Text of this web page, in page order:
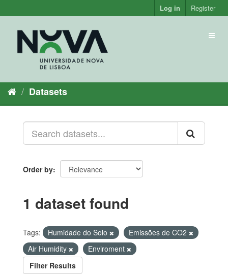
to
Log in Register
Datasets
Order by
1 dataset found
Tags: Humidade do Solo
Emissões de CO2
Air Humidity
Enviroment
Filter Results